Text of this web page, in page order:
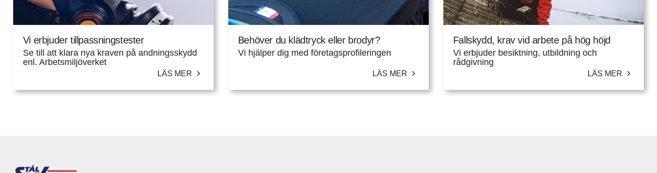
Vi erbjuder tillpassningstester
Se till att klara nya kraven på andningsskydd
enl. Arbetsmiljöverket
LÄS MER
Behöver du klädtryck eller brodyr?
Vi hjälper dig med företagsprofileringen
LÄS MER
Fallskydd, krav vid arbete på hög höjd
Vi erbjuder besiktning, utbildning och
rådgivning
LÄS MER